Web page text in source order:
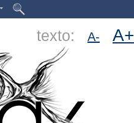
texto: A- A+